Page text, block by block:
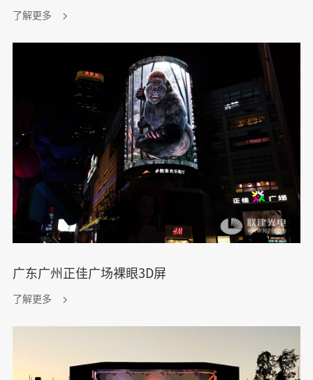
了解更多
广东广州正佳广场裸眼3D屏
了解更多